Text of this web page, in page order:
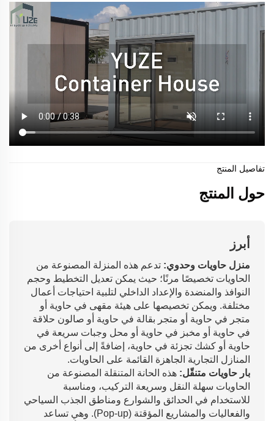
تفاصيل المنتج
حول المنتج
أبرز
منزل حاويات وحدوي: تدعم هذه المنزلة المصنوعة من
الحاويات تخصيصًا مرنًا؛ حيث يمكن تعديل التخطيط وحجم
النوافذ والمنضدة والإعداد الداخلي لتلبية احتياجات أعمال
مختلفة. ويمكن تخصيصها على هيئة مقهى في حاوية أو
متجر في حاوية أو متجر بقالة في حاوية أو صالون حلاقة
في حاوية أو مخبز في حاوية أو محل وجبات سريعة في
حاوية أو كشك تجزئة في حاوية، إضافةً إلى أنواع أخرى من
المنازل التجارية الجاهزة القائمة على الحاويات.
بار حاويات متنقّل: هذه الحانة المتنقلة المصنوعة من
الحاويات سهلة النقل وسريعة التركيب، ومناسبة
للاستخدام في الحدائق والشوارع ومناطق الجذب السياحي
والفعاليات والمشاريع المؤقتة (Pop-up). وهي تساعد